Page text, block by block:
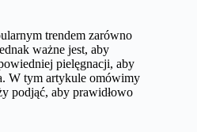
trendem zarówno
ważne jest, aby
pielęgnacji, aby
W tym artykule omówimy
podjąć, aby prawidłowo